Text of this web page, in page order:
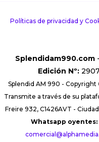
Políticas de privacidad y
Splendidam990.com-
Edición Nº:
Splendid AM 990 -
Transmite a través de su
Freire 932, C1426AVT -
Whatsapp oyentes: